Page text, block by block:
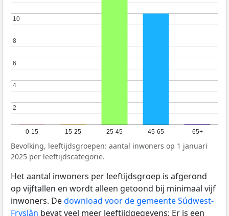
0-15 15-25 25-45 45-65 65+
2
2
4
4
6
6
8
8
10
10
Bevolking, leeftijdsgroepen: aantal inwoners op 1 januari
2025 per leeftijdscategorie.
Het aantal inwoners per leeftijdsgroep is afgerond
op vijftallen en wordt alleen getoond bij minimaal vijf
inwoners. Dedownload voor de gemeente Súdwest-
Fryslân bevat veel meer leeftijdgegevens: Er is een